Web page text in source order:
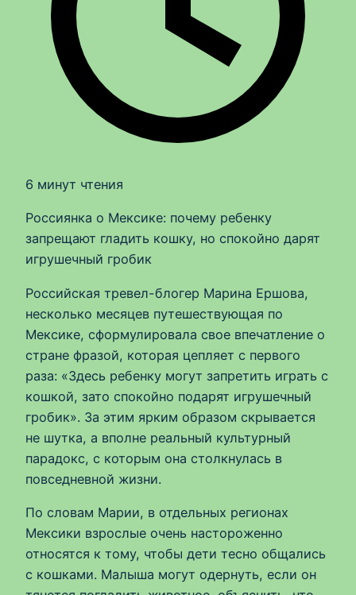
6 минут чтения
Россиянка о Мексике: почему ребенку
запрещают гладить кошку, но спокойно дарят
игрушечный гробик
Российская тревел-блогер Марина Ершова,
несколько месяцев путешествующая по
Мексике, сформулировала свое впечатление о
стране фразой, которая цепляет с первого
раза: «Здесь ребенку могут запретить играть с
кошкой, зато спокойно подарят игрушечный
гробик». За этим ярким образом скрывается
не шутка, а вполне реальный культурный
парадокс, с которым она столкнулась в
повседневной жизни.
По словам Марии, в отдельных регионах
Мексики взрослые очень настороженно
относятся к тому, чтобы дети тесно общались
с кошками. Малыша могут одернуть, если он